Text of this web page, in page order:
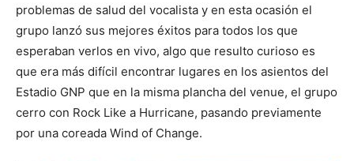
problemas de salud del vocalista y en esta ocasión el
grupo lanzó sus mejores éxitos para todos los que
esperaban verlos en vivo, algo que resulto curioso es
que era más difícil encontrar lugares en los asientos del
Estadio GNP que en la misma plancha del venue, el grupo
cerro con Rock Like a Hurricane, pasando previamente
por una coreada Wind of Change.